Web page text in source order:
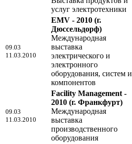
услуг электротехники
09.03
11.03.2010
EMV - 2010 (г.
Дюссельдорф)
Международная
выставка
электрического и
электронного
оборудования, систем и
компонентов
09.03
11.03.2010
Facility Management -
2010 (г. Франкфурт)
Международная
выставка
производственного
оборудования